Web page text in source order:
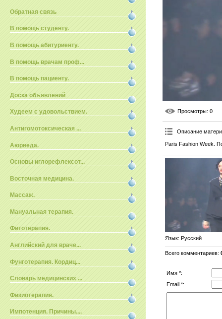
Обратная связь
В помощь студенту.
В помощь абитуриенту.
В помощь врачам проф...
В помощь пациенту.
Доска объявлений
Худеем с удовольствием.
Антигомотоксическая ...
Аюрведа.
Основы иглорефлексот...
Восточная медицина.
Массаж.
Мануальная терапия.
Фитотерапия.
Английский для враче...
Фунготерапия. Кордиц...
Словарь медицинских ...
Физиотерапия.
Импотенция. Причины....
Просмотры: 0
Описание
Paris Fashion Week.
Язык: Русский
Всего комментариев:
Имя *:
Email *: